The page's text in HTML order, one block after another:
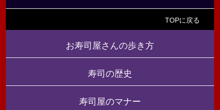
TOPに戻る
お寿司屋さんの歩き方
寿司の歴史
寿司屋のマナー